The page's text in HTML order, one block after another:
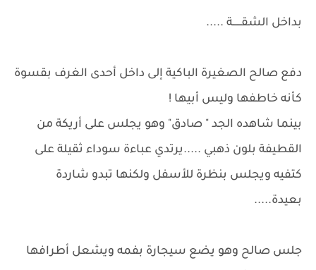
بداخل الشقــــــة .....
دفع صالح الصغيرة الباكية إلى داخل أحدى الغرف بقسوة
كأنه خاطفها وليس أبيها !
بينما شاهده الجد " صادق" وهو يجلس على أريكة من
القطيفة بلون ذهبي .....يرتدي عباءة سوداء ثقيلة على
كتفيه ويجلس بنظرة للأسفل ولكنها تبدو شاردة
بعيدة.....
جلس صالح وهو يضع سيجارة بفمه ويشعل أطرافها